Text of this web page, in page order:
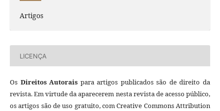
Artigos
LICENÇA
Os Direitos Autorais para artigos publicados são de direito da
revista. Em virtude da aparecerem nesta revista de acesso público,
os artigos são de uso gratuito, com Creative Commons Attribution